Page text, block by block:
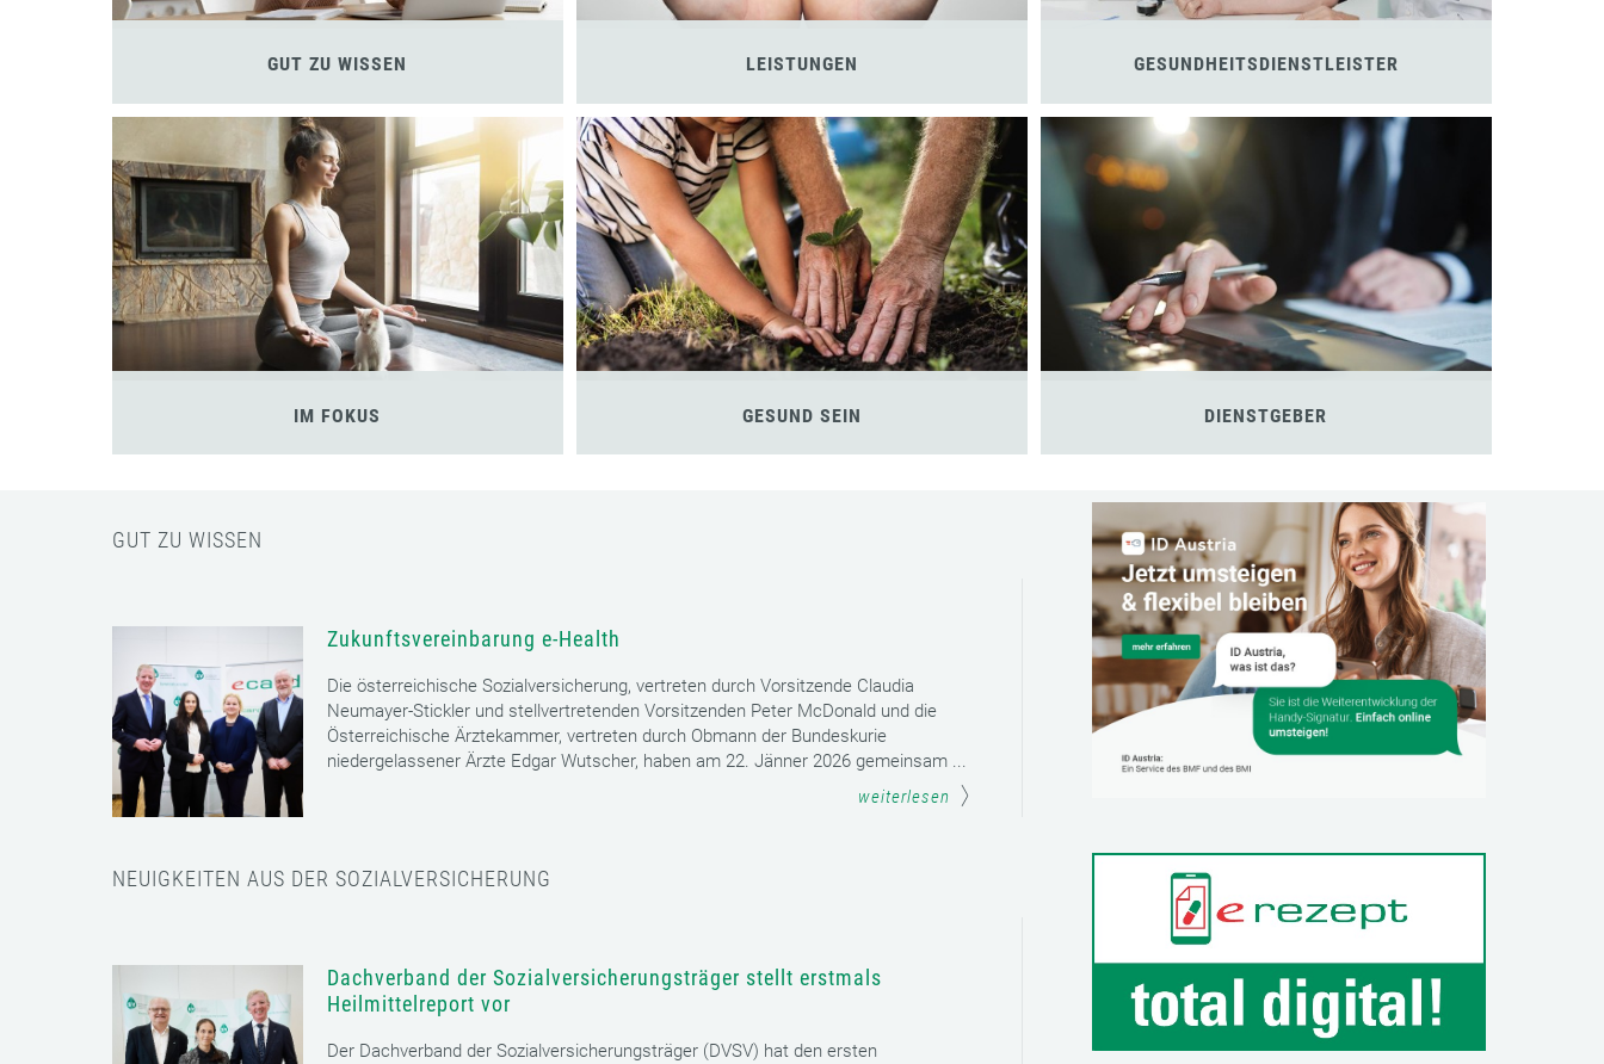
GUT ZU WISSEN LEISTUNGEN GESUNDHEITSDIENSTLEISTER
IM FOKUS GESUND SEIN DIENSTGEBER
GUT ZU WISSEN
Zukunftsvereinbarung e-Health
Die österreichische Sozialversicherung, vertreten durch Vorsitzende Claudia
Neumayer-Stickler und stellvertretenden Vorsitzenden Peter McDonald und die
Österreichische Ärztekammer, vertreten durch Obmann der Bundeskurie
niedergelassener Ärzte Edgar Wutscher, haben am 22. Jänner 2026 gemeinsam ...
weiterlesen
NEUIGKEITEN AUS DER SOZIALVERSICHERUNG
Dachverband der Sozialversicherungsträger stellt erstmals
Heilmittelreport vor
Der Dachverband der Sozialversicherungsträger (DVSV) hat den ersten